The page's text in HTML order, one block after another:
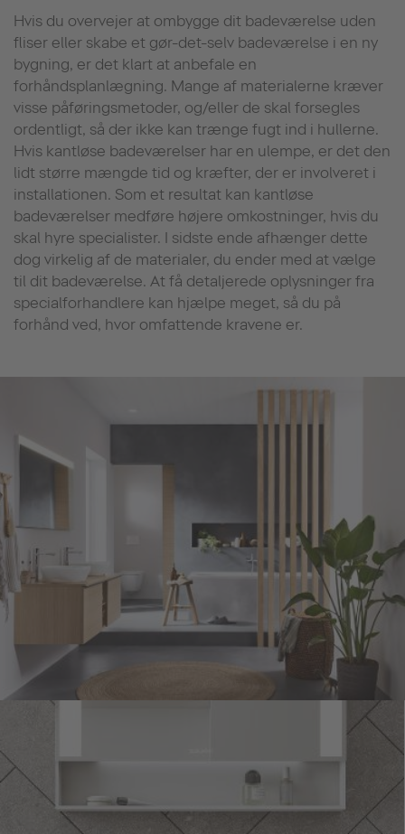
Hvis du overvejer at ombygge dit badeværelse uden
fliser eller skabe et gør-det-selv badeværelse i en ny
bygning, er det klart at anbefale en
forhåndsplanlægning. Mange af materialerne kræver
visse påføringsmetoder, og/eller de skal forsegles
ordentligt, så der ikke kan trænge fugt ind i hullerne.
Hvis kantløse badeværelser har en ulempe, er det den
lidt større mængde tid og kræfter, der er involveret i
installationen. Som et resultat kan kantløse
badeværelser medføre højere omkostninger, hvis du
skal hyre specialister. I sidste ende afhænger dette
dog virkelig af de materialer, du ender med at vælge
til dit badeværelse. At få detaljerede oplysninger fra
specialforhandlere kan hjælpe meget, så du på
forhånd ved, hvor omfattende kravene er.